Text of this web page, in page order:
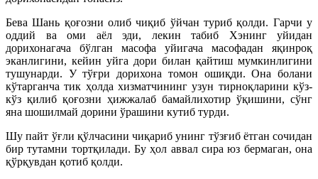
Бева Шань қоғозни олиб чиқиб ўйчан туриб қолди. Гарчи у
оддий ва оми аёл эди, лекин табиб Хэнинг уйидан
дорихонагача бўлган масофа уйигача масофадан яқинроқ
эканлигини, кейин уйга дори билан қайтиш мумкинлигини
тушунарди. У тўғри дорихона томон ошиқди. Она болани
кўтарганча тик ҳолда хизматчининг узун тирноқларини кўз-
кўз қилиб қоғозни ҳижжалаб бамайлихотир ўқишини, сўнг
яна шошилмай дорини ўрашини кутиб турди.
Шу пайт ўғли қўлчасини чиқариб унинг тўзғиб ётган сочидан
бир тутамни тортқилади. Бу ҳол аввал сира юз бермаган, она
қўрқувдан қотиб қолди.